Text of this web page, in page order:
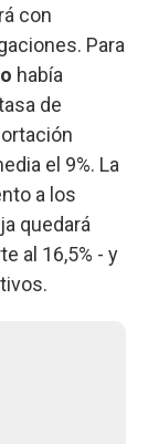
con
Para
había
de
el 9%. La
a los
quedará
al 16,5% - y